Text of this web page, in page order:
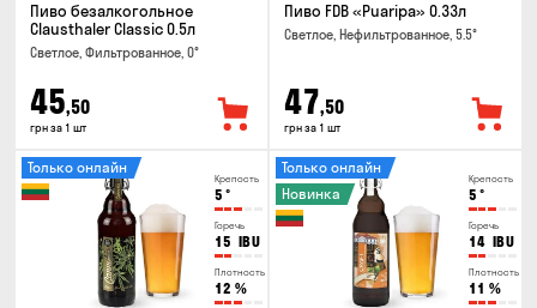
Пиво безалкогольное
Clausthaler Classic 0.5л
Светлое, Фильтрованное, 0°
45,50
грн за 1 шт
Пиво FDB «Puaripa» 0.33л
Светлое, Нефильтрованное, 5.5°
47,50
грн за 1 шт
Крепость
5 °
Горечь
15 IBU
Плотность
12 %
Только онлайн
Крепость
5 °
Горечь
14 IBU
Плотность
11 %
Только онлайн
Новинка